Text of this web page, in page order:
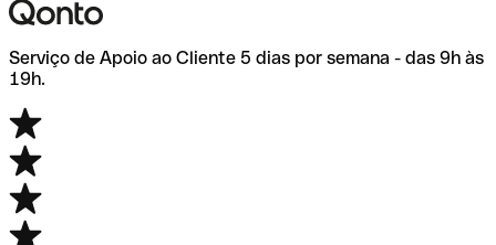
Serviço de Apoio ao Cliente 5 dias por semana - das 9h às
19h.